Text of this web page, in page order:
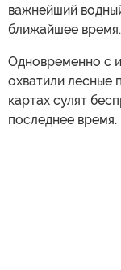
важнейший
ближайшее время.
Одновременно с
охватили лесные
картах сулят
последнее время.